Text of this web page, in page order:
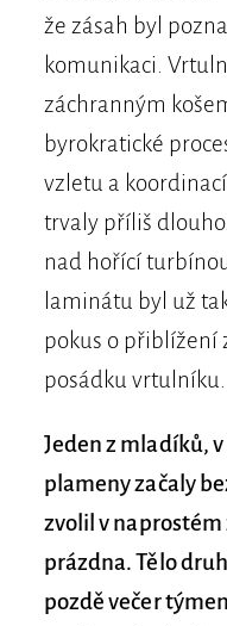
že zásah byl
komunikaci.
záchranným
byrokratické
vzletu a
trvaly příliš
nad hořící
laminátu byl už
pokus o přiblížení
posádku vrtulníku.
Jeden z mladíků,
plameny začaly
zvolil v
prázdna. Tělo
pozdě večer